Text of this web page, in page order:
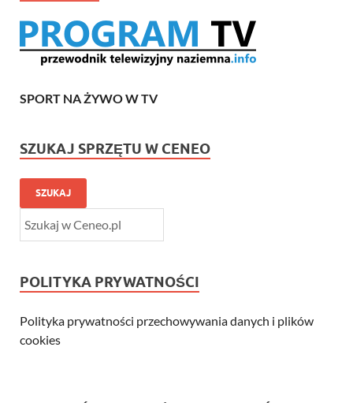
SPORT NA ŻYWO W TV
SZUKAJ SPRZĘTU W CENEO
SZUKAJ
POLITYKA PRYWATNOŚCI
Polityka prywatności przechowywania danych i plików
cookies